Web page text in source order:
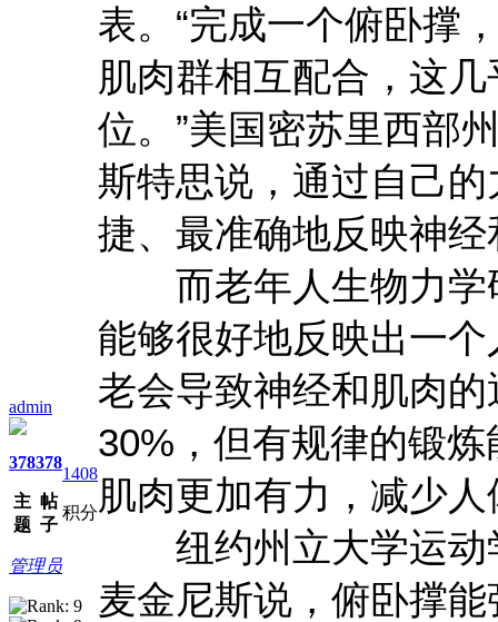
admin
378
主
题
378
帖
子
1408
积分
管理员
表。“完成一个俯卧撑
肌肉群相互配合，这
位。”美国密苏里西部
斯特思说，通过自己
捷、最准确地反映神
而老年人生物力学
能够很好地反映出一
老会导致神经和肌肉
30%，但有规律的锻
肌肉更加有力，减少人
纽约州立大学运动
麦金尼斯说，俯卧撑